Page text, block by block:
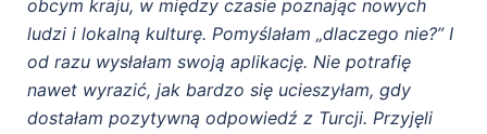
obcym kraju, w między czasie poznając nowych
ludzi i lokalną kulturę. Pomyślałam „dlaczego nie?” I
od razu wysłałam swoją aplikację. Nie potrafię
nawet wyrazić, jak bardzo się ucieszyłam, gdy
dostałam pozytywną odpowiedź z Turcji. Przyjęli